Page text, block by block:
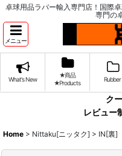
卓球用品ラバー輸入専門店！国際
専門の
メニュー
What's New
★商品
★Products
Rubber
ク
レビュー
Home > Nittaku[ニッタク] > IN[裏]